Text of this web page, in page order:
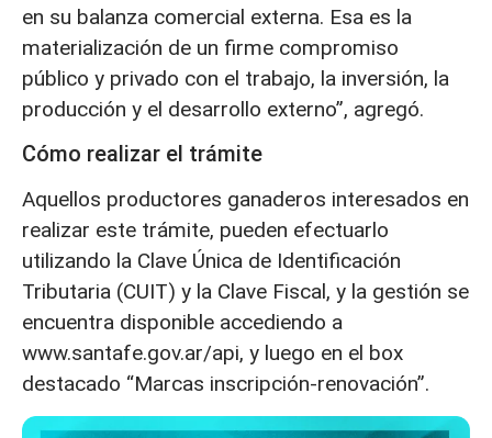
en su balanza comercial externa. Esa es la
materialización de un firme compromiso
público y privado con el trabajo, la inversión, la
producción y el desarrollo externo”, agregó.
Cómo realizar el trámite
Aquellos productores ganaderos interesados en
realizar este trámite, pueden efectuarlo
utilizando la Clave Única de Identificación
Tributaria (CUIT) y la Clave Fiscal, y la gestión se
encuentra disponible accediendo a
www.santafe.gov.ar/api, y luego en el box
destacado “Marcas inscripción-renovación”.